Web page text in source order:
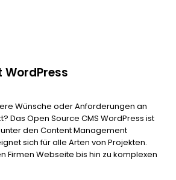
WordPress
Wünsche oder Anforderungen an
Das Open Source CMS WordPress ist
den Content Management
sich für alle Arten von Projekten.
Firmen Webseite bis hin zu komplexen